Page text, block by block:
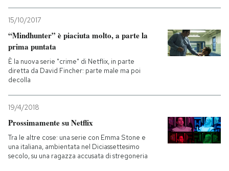
15/10/2017
“Mindhunter” è piaciuta molto, a parte la
prima puntata
È la nuova serie "crime" di Netflix, in parte
diretta da David Fincher: parte male ma poi
decolla
19/4/2018
Prossimamente su Netflix
Tra le altre cose: una serie con Emma Stone e
una italiana, ambientata nel Diciassettesimo
secolo, su una ragazza accusata di stregoneria